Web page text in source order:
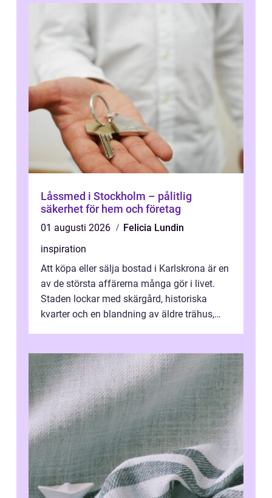
Låssmed i Stockholm – pålitlig
säkerhet för hem och företag
01 augusti 2026
Felicia Lundin
inspiration
Att köpa eller sälja bostad i Karlskrona är en
av de största affärerna många gör i livet.
Staden lockar med skärgård, historiska
kvarter och en blandning av äldre trähus,